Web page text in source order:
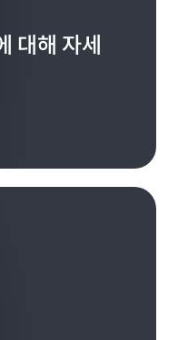
대해 자세